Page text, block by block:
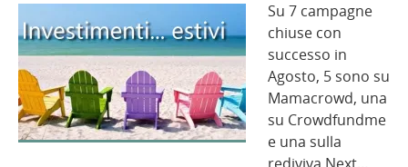
Su 7 campagne
chiuse con
successo in
Agosto, 5 sono su
Mamacrowd, una
su Crowdfundme
e una sulla